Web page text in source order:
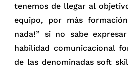
tenemos de llegar al
equipo, por más
nada!” si no sabe
habilidad comunicacional
de las denominadas soft